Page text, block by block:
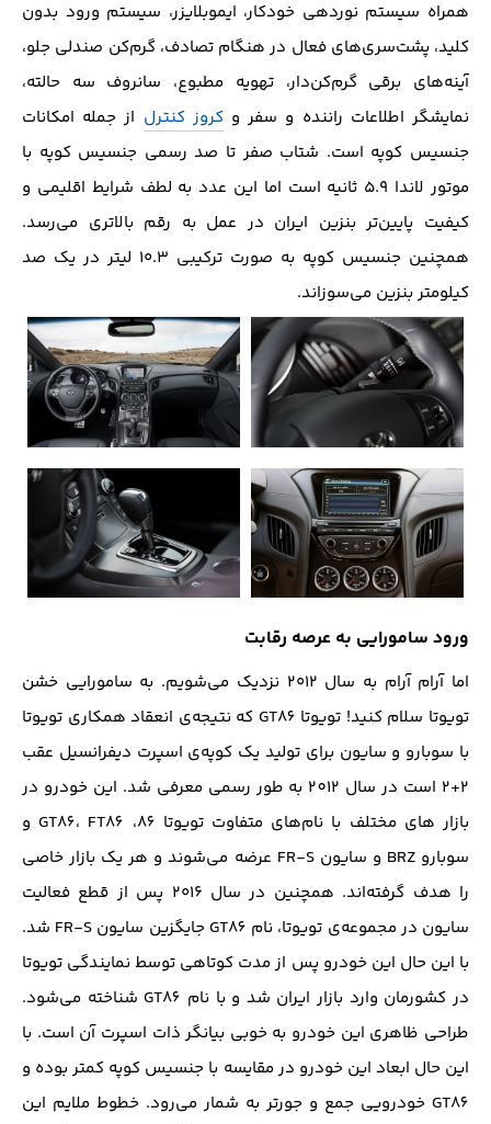
همراه سیستم نوردهی خودکار، ایموبلایزر، سیستم ورود بدون
کلید، پشت‌سری‌های فعال در هنگام تصادف، گرم‌کن صندلی جلو،
آینه‌های برقی گرم‌کن‌دار، تهویه مطبوع، سانروف سه حالته،
نمایشگر اطلاعات راننده و سفر وکروز کنترل از جمله امکانات
جنسیس کوپه است. شتاب صفر تا صد رسمی جنسیس کوپه با
موتور لاندا ۵.۹ ثانیه است اما این عدد به لطف شرایط اقلیمی و
کیفیت پایین‌تر بنزین ایران در عمل به رقم بالاتری می‌رسد.
همچنین جنسیس کوپه به صورت ترکیبی ۱۰.۳ لیتر در یک صد
کیلومتر بنزین می‌سوزاند.
ورود سامورایی به عرصه رقابت
اما آرام آرام به سال ۲۰۱۲ نزدیک می‌شویم. به سامورایی خشن
تویوتا سلام کنید! تویوتا GT86 که نتیجه‌ی انعقاد همکاری تویوتا
با سوبارو و سایون برای تولید یک کوپه‌ی اسپرت دیفرانسیل عقب
2+2 است در سال 2012 به طور رسمی معرفی شد. این خودرو در
بازار های مختلف با نام‌های متفاوت تویوتا 86، GT86، FT86 و
سوبارو BRZ و سایون FR-S عرضه می‌شوند و هر یک بازار خاصی
را هدف گرفته‌اند. همچنین در سال ۲۰۱۶ پس از قطع فعالیت
سایون در مجموعه‌ی تویوتا، نام GT86 جایگزین سایون FR-S شد.
با این حال این خودرو پس از مدت کوتاهی توسط نمایندگی تویوتا
در کشورمان وارد بازار ایران شد و با نام GT86 شناخته می‌شود.
طراحی ظاهری این خودرو به خوبی بیانگر ذات اسپرت آن است. با
این حال ابعاد این خودرو در مقایسه با جنسیس کوپه کمتر بوده و
GT86 خودرویی جمع و جورتر به شمار می‌رود. خطوط ملایم این